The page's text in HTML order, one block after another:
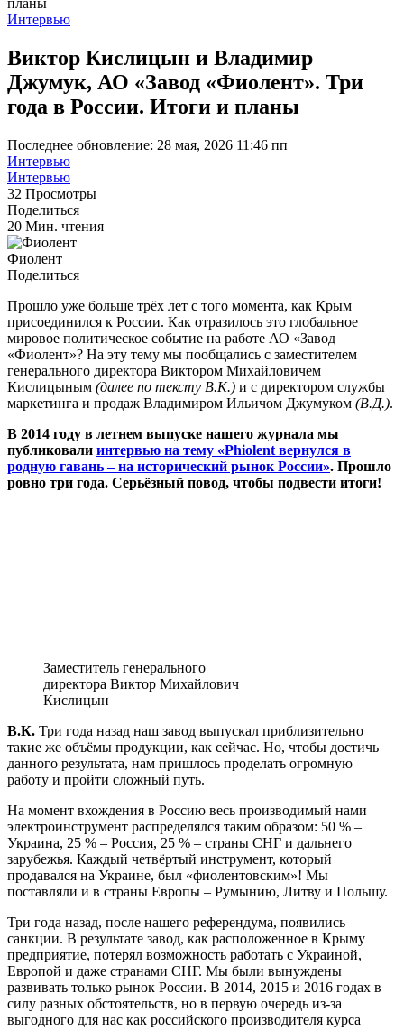
планы
Интервью
Виктор Кислицын и Владимир
Джумук, АО «Завод «Фиолент». Три
года в России. Итоги и планы
Последнее обновление: 28 мая, 2026 11:46 пп
Интервью
Интервью
32 Просмотры
Поделиться
20 Мин. чтения
Фиолент
Поделиться
Прошло уже больше трёх лет с того момента, как Крым
присоединился к России. Как отразилось это глобальное
мировое политическое событие на работе АО «Завод
«Фиолент»? На эту тему мы пообщались с заместителем
генерального директора Виктором Михайловичем
Кислицыным (далее по тексту В.К.) и с директором службы
маркетинга и продаж Владимиром Ильичом Джумуком (В.Д.).
В 2014 году в летнем выпуске нашего журнала мы
публиковали интервью на тему «Phiolent вернулся в
родную гавань – на исторический рынок России». Прошло
ровно три года. Серьёзный повод, чтобы подвести итоги!
Заместитель генерального
директора Виктор Михайлович
Кислицын
В.К. Три года назад наш завод выпускал приблизительно
такие же объёмы продукции, как сейчас. Но, чтобы достичь
данного результата, нам пришлось проделать огромную
работу и пройти сложный путь.
На момент вхождения в Россию весь производимый нами
электроинструмент распределялся таким образом: 50 % –
Украина, 25 % – Россия, 25 % – страны СНГ и дальнего
зарубежья. Каждый четвёртый инструмент, который
продавался на Украине, был «фиолентовским»! Мы
поставляли и в страны Европы – Румынию, Литву и Польшу.
Три года назад, после нашего референдума, появились
санкции. В результате завод, как расположенное в Крыму
предприятие, потерял возможность работать с Украиной,
Европой и даже странами СНГ. Мы были вынуждены
развивать только рынок России. В 2014, 2015 и 2016 годах в
силу разных обстоятельств, но в первую очередь из-за
выгодного для нас как российского производителя курса